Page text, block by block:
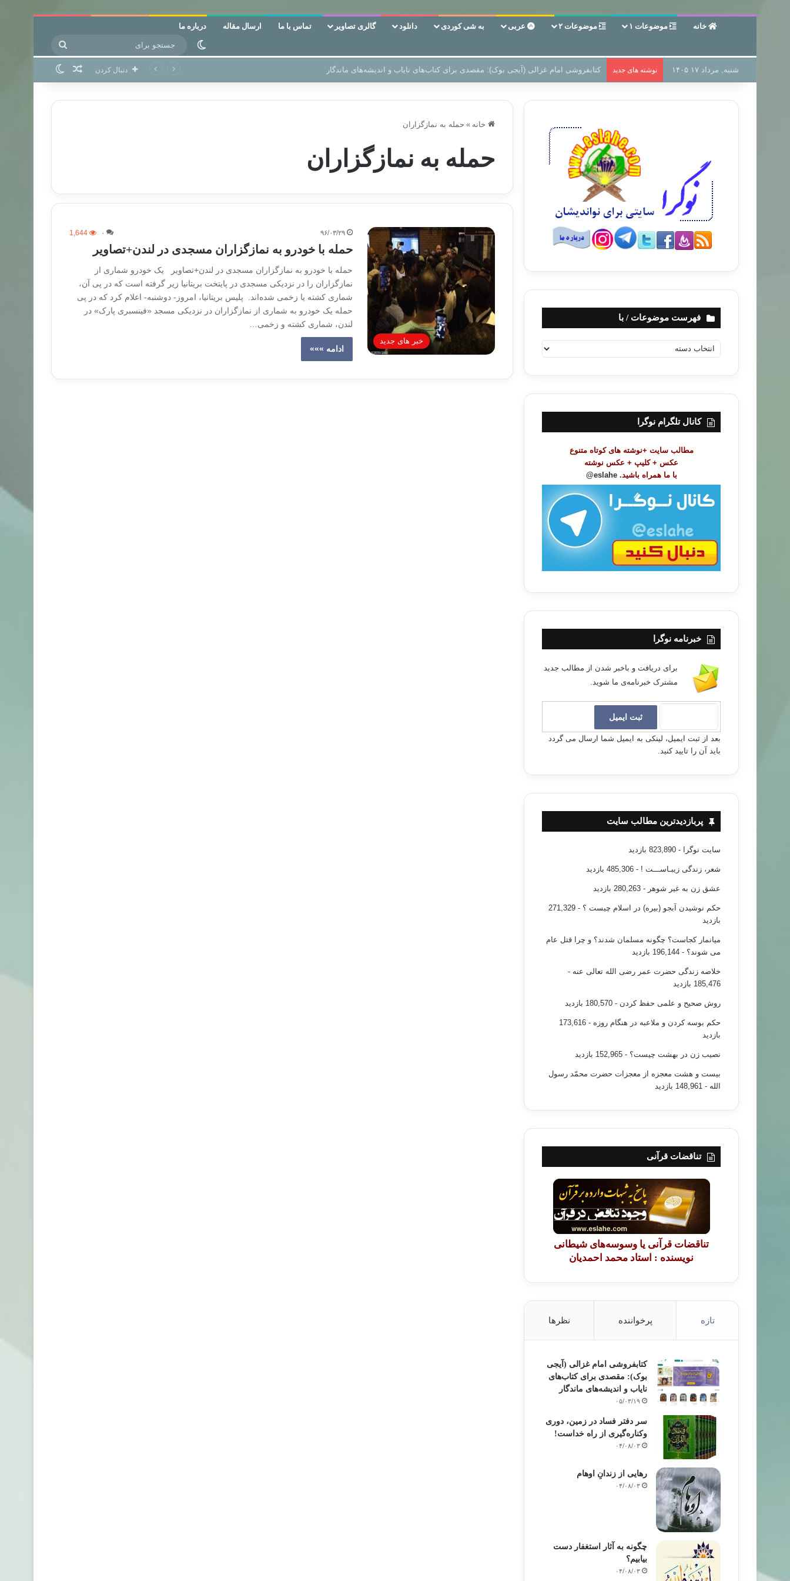
خانه موضوعات ۱ موضوعات ۲ عربی به شی کوردی دانلود گالری تصاویر تماس با ما ارسال مقاله درباره ما
تغییر پوسته
برای شنبه, مرداد ۱۷ ۱۴۰۵ نوشته های جدید سر دفتر فساد در زمین‌، دوری وکناره‌گیری از راه خداست‌! دنبال کردن نوشته تصادفی
خانه » حمله به نمازگزاران
حمله به نمازگزاران
خبر های جدید
۹۶/۰۳/۲۹ ۰ 1,644
حمله با خودرو به نمازگزاران مسجدی در لندن+تصاویر
حمله با خودرو به نمازگزاران مسجدی در لندن+تصاویر یک خودرو شماری از
نمازگزاران را در نزدیکی مسجدی در پایتخت بریتانیا زیر گرفته است که در پی آن،
شماری کشته یا زخمی شده‌اند. پلیس بریتانیا، امروز- دوشنبه- اعلام کرد که در پی
حمله یک خودرو به شماری از نمازگزاران در نزدیکی مسجد «فینسبری پارک» در
لندن، شماری کشته و زخمی…
ادامه »»»
فهرست موضوعات / با
ه
ت
ض
کانال تلگرام نوگرا
مطالب سایت +نوشته های کوتاه متنوع
عکس + کلیپ + عکس نوشته
با ما همراه باشید. eslahe@
خبرنامه نوگرا
برای دریافت و باخبر شدن از مطالب جدید
مشترک خبرنامه‌ی ما شوید.
بعد از ثبت ایمیل، لینکی به ایمیل شما ارسال می گردد
باید آن را تایید کنید.
پربازدیدترین مطالب سایت
سایت نوگرا - 823,890 بازدید
شعر، زندگی زیبـاســـت ! - 485,306 بازدید
عشق زن به غیر شوهر - 280,263 بازدید
حکم نوشیدن آبجو (بیره) در اسلام چیست ؟
- 271,329
بازدید
میانمار کجاست؟ چگونه مسلمان شدند؟ و چرا قتل عام
می شوند؟ - 196,144 بازدید
خلاصه زندگی حضرت عمر رضی الله تعالی عنه -
185,476 بازدید
روش صحیح و علمی حفظ کردن - 180,570 بازدید
حکم بوسه کردن و ملاعبه در هنگام روزه
- 173,616
بازدید
نصیب زن در بهشت چیست؟ - 152,965 بازدید
بیست و هشت معجزه از معجزات حضرت محمّد رسول
الله - 148,961 بازدید
تناقضات قرآنی
تناقضات قرآنی یا وسوسه‌های شیطانی
نویسنده : استاد محمد احمدیان
تازه پرخواننده نظرها
کتابفروشی امام غزالی (آیجی
بوک): مقصدی برای کتاب‌های
نایاب و اندیشه‌های ماندگار
۰۵/۰۳/۱۹
سر دفتر فساد در زمین‌، دوری
وکناره‌گیری از راه خداست‌!
۰۴/۰۸/۰۳
رهایی از زندانِ اوهام
۰۴/۰۸/۰۳
چگونه به آثار استغفار دست
بیابیم؟
۰۴/۰۸/۰۳